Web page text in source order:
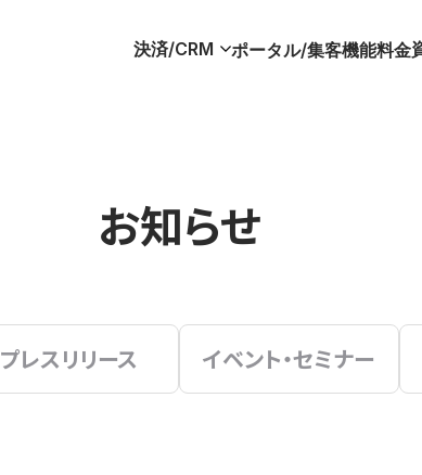
決済/CRM ポータル/集客機能料金
お知らせ
プレスリリース イベント・セミナー